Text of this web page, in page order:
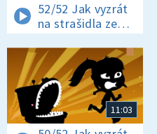
52/52 Jak vyzrát
na strašidla ze
skříně
11:03